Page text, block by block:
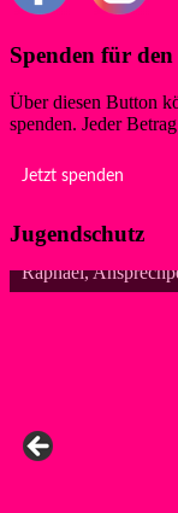
Spenden für
Über diesen Button
spenden. Jeder
Jetzt spenden
Jugendschutz